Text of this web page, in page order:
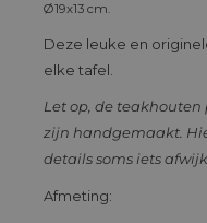
Ø19x13 cm.
Deze leuke en
elke tafel.
Let op, de
zijn handgemaakt.
details soms iets
Afmeting: